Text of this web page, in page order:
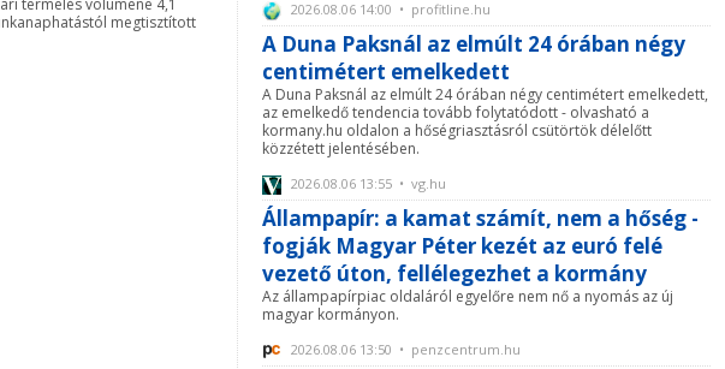
termelés volumene 4,1
megtisztított
2026.08.06 14:00 • profitline.hu
A Duna Paksnál az elmúlt 24 órában négy
centimétert emelkedett
A Duna Paksnál az elmúlt 24 órában négy centimétert emelkedett,
az emelkedő tendencia tovább folytatódott - olvasható a
kormany.hu oldalon a hőségriasztásról csütörtök délelőtt
közzétett jelentésében.
2026.08.06 13:55 • vg.hu
Állampapír: a kamat számít, nem a hőség -
fogják Magyar Péter kezét az euró felé
vezető úton, fellélegezhet a kormány
Az állampapírpiac oldaláról egyelőre nem nő a nyomás az új
magyar kormányon.
2026.08.06 13:50 • penzcentrum.hu